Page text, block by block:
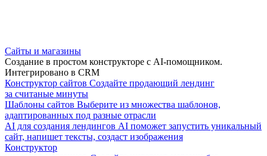
Сайты и магазины
Создание в простом конструкторе с AI-помощником.
Интегрировано в CRM
Конструктор сайтов Создайте продающий лендинг
за считаные минуты
Шаблоны сайтов Выберите из множества шаблонов,
адаптированных под разные отрасли
AI для создания лендингов AI поможет запустить уникальный
сайт, напишет тексты, создаст изображения
Конструктор